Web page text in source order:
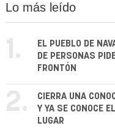
Lo más leído
1.
EL PUEBLO DE
DE PERSONAS
FRONTÓN
2.
CIERRA UNA
Y YA SE CONOCE
LUGAR